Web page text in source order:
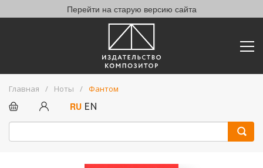
Перейти на старую версию сайта
Главная Ноты Фантом
RU EN